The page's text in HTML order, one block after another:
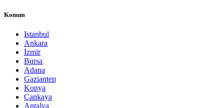
Konum
Istanbul
Ankara
İzmir
Bursa
Adana
Gaziantep
Konya
Çankaya
Antalya